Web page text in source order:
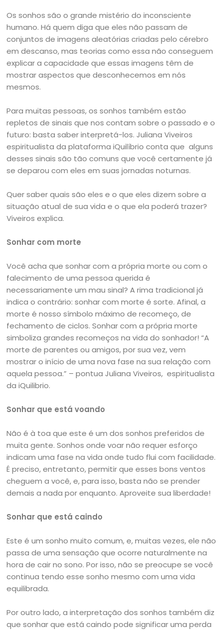
Os sonhos são o grande mistério do inconsciente
humano. Há quem diga que eles não passam de
conjuntos de imagens aleatórias criadas pelo cérebro
em descanso, mas teorias como essa não conseguem
explicar a capacidade que essas imagens têm de
mostrar aspectos que desconhecemos em nós
mesmos.
Para muitas pessoas, os sonhos também estão
repletos de sinais que nos contam sobre o passado e o
futuro: basta saber interpretá-los. Juliana Viveiros
espiritualista da plataforma iQuilíbrio conta que alguns
desses sinais são tão comuns que você certamente já
se deparou com eles em suas jornadas noturnas.
Quer saber quais são eles e o que eles dizem sobre a
situação atual de sua vida e o que ela poderá trazer?
Viveiros explica.
Sonhar com morte
Você acha que sonhar com a própria morte ou com o
falecimento de uma pessoa querida é
necessariamente um mau sinal? A rima tradicional já
indica o contrário: sonhar com morte é sorte. Afinal, a
morte é nosso símbolo máximo de recomeço, de
fechamento de ciclos. Sonhar com a própria morte
simboliza grandes recomeços na vida do sonhador! “A
morte de parentes ou amigos, por sua vez, vem
mostrar o início de uma nova fase na sua relação com
aquela pessoa.” – pontua Juliana Viveiros, espiritualista
da iQuilibrio.
Sonhar que está voando
Não é à toa que este é um dos sonhos preferidos de
muita gente. Sonhos onde voar não requer esforço
indicam uma fase na vida onde tudo flui com facilidade.
É preciso, entretanto, permitir que esses bons ventos
cheguem a você, e, para isso, basta não se prender
demais a nada por enquanto. Aproveite sua liberdade!
Sonhar que está caindo
Este é um sonho muito comum, e, muitas vezes, ele não
passa de uma sensação que ocorre naturalmente na
hora de cair no sono. Por isso, não se preocupe se você
continua tendo esse sonho mesmo com uma vida
equilibrada.
Por outro lado, a interpretação dos sonhos também diz
que sonhar que está caindo pode significar uma perda